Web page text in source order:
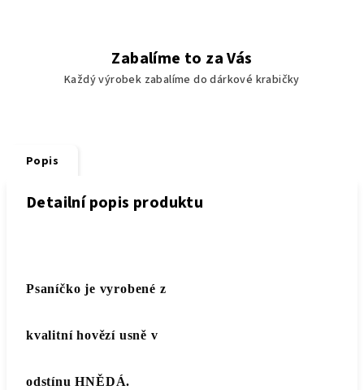
Zabalíme to za Vás
Každý výrobek zabalíme do dárkové krabičky
Popis
Detailní popis produktu
Psaníčko je vyrobené z
kvalitní hovězí usně v
odstínu HNĚDÁ.